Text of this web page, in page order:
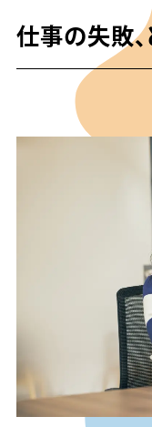
仕事の失敗、